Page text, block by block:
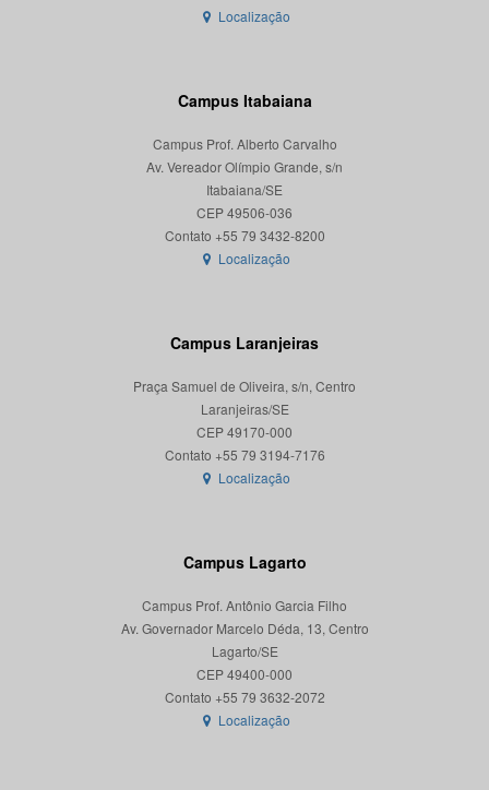
Localização
Campus Itabaiana
Campus Prof. Alberto Carvalho
Av. Vereador Olímpio Grande, s/n
Itabaiana/SE
CEP 49506-036
Localização
Campus Laranjeiras
Praça Samuel de Oliveira, s/n, Centro
Laranjeiras/SE
CEP 49170-000
Localização
Campus Lagarto
Campus Prof. Antônio Garcia Filho
Av. Governador Marcelo Déda, 13, Centro
Lagarto/SE
CEP 49400-000
Localização